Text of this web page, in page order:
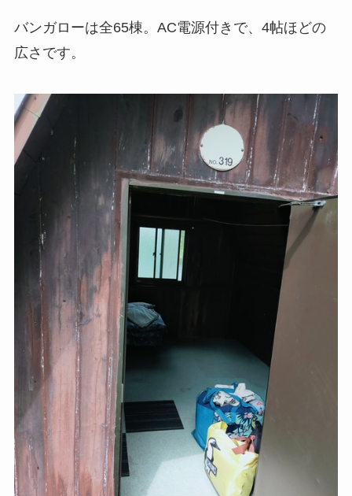
バンガローは全65棟。AC電源付きで、4帖ほどの
広さです。